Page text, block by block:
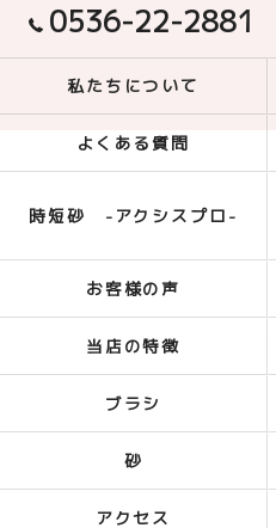
0536-22-2881
私たちについて
よくある質問
時短砂 -アクシスプロ-
お客様の声
当店の特徴
ブラシ
砂
アクセス